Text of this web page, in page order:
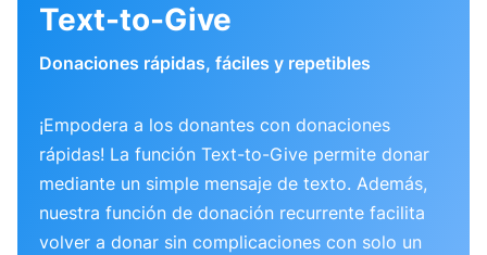
Text-to-Give
Donaciones rápidas, fáciles y repetibles
¡Empodera a los donantes con donaciones
rápidas! La función Text-to-Give permite donar
mediante un simple mensaje de texto. Además,
nuestra función de donación recurrente facilita
volver a donar sin complicaciones con solo un